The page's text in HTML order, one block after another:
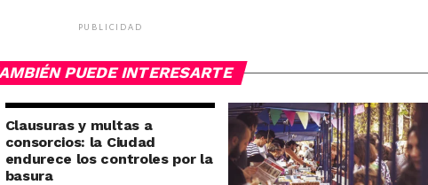
PUBLICIDAD
PUEDE INTERESARTE
Clausuras y multas a
consorcios: la Ciudad
endurece los controles por la
basura